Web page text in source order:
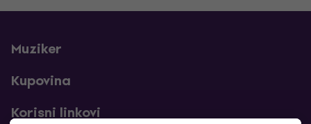
Muziker
Kupovina
Korisni linkovi